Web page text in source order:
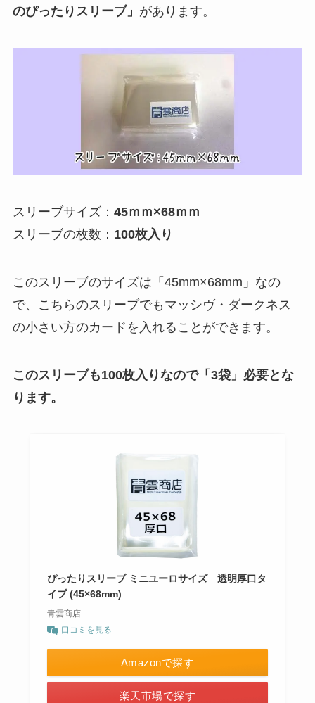
のぴったりスリーブ」 があります。
スリーブサイズ： 45ｍｍ×68ｍｍ
スリーブの枚数： 100枚入り
このスリーブのサイズは「45mm×68mm」なの
で、こちらのスリーブでもマッシヴ・ダークネス
の小さい方のカードを入れることができます。
このスリーブも100枚入りなので「3袋」必要とな
ります。
ぴったりスリーブ ミニユーロサイズ 透明厚口タ
イプ (45×68mm)
青雲商店
口コミを見る
Amazonで探す
楽天市場で探す